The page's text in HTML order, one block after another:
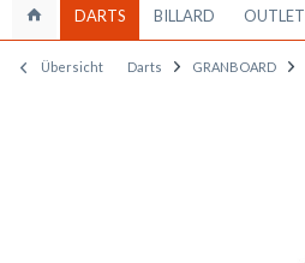
DARTS BILLARD OUTLET
Übersicht Darts GRANBOARD